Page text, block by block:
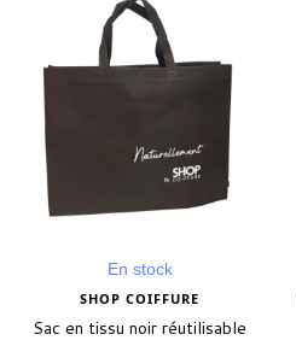
En stock
SHOP COIFFURE
Sac en tissu noir réutilisable